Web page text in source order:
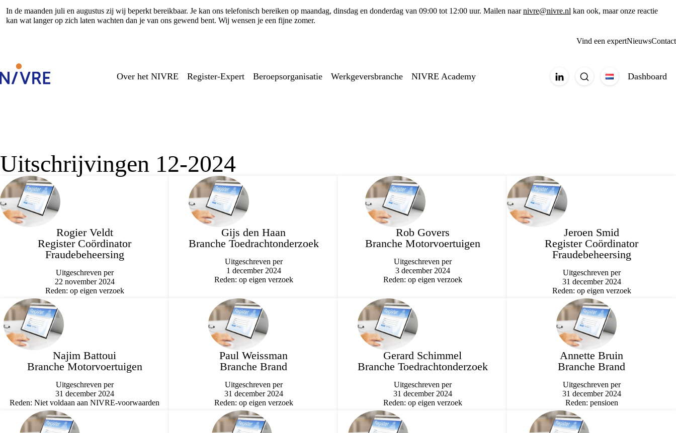
In de maanden juli en augustus zij wij beperkt bereikbaar. Je kan ons telefonisch bereiken op maandag, dinsdag en donderdag van 09:00 tot 12:00 uur. Mailen naarnivre@nivre.nl kan ook, maar onze reactie
kan wat langer op zich laten wachten dan je van ons gewend bent. Wij wensen je een fijne zomer.
Vind een expertNieuwsContact
Over het NIVRE Register-Expert Beroepsorganisatie Werkgeversbranche NIVRE Academy Dashboard
Uitschrijvingen 12-2024
Rogier Veldt
Register Coördinator
Fraudebeheersing
Uitgeschreven per
22 november 2024
Reden: op eigen verzoek
Gijs den Haan
Branche Toedrachtonderzoek
Uitgeschreven per
1 december 2024
Reden: op eigen verzoek
Rob Govers
Branche Motorvoertuigen
Uitgeschreven per
3 december 2024
Reden: op eigen verzoek
Jeroen Smid
Register Coördinator
Fraudebeheersing
Uitgeschreven per
31 december 2024
Reden: op eigen verzoek
Najim Battoui
Branche Motorvoertuigen
Uitgeschreven per
31 december 2024
Reden: Niet voldaan aan NIVRE-voorwaarden
Paul Weissman
Branche Brand
Uitgeschreven per
31 december 2024
Reden: op eigen verzoek
Gerard Schimmel
Branche Toedrachtonderzoek
Uitgeschreven per
31 december 2024
Reden: op eigen verzoek
Annette Bruin
Branche Brand
Uitgeschreven per
31 december 2024
Reden: pensioen